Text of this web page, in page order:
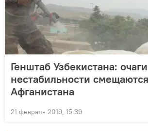
Генштаб Узбекистана: очаги
нестабильности
Афганистана
21 февраля 2019, 15:39